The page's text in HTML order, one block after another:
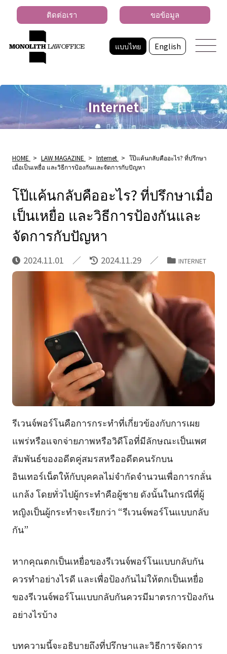
แบบไทย English
ติดต่อเรา ขอข้อมูล
Internet
HOME > LAW MAGAZINE > Internet > โป๊แค้นกลับคืออะไร? ที่ปรึกษา
เมื่อเป็นเหยื่อ และวิธีการป้องกันและจัดการกับปัญหา
โป๊แค้นกลับคืออะไร? ที่ปรึกษาเมื่อ
เป็นเหยื่อ และวิธีการป้องกันและ
จัดการกับปัญหา
2024.11.01 2024.11.29 INTERNET
รีเวนจ์พอร์โนคือการกระทำที่เกี่ยวข้องกับการเผย
แพร่หรือแจกจ่ายภาพหรือวิดีโอที่มีลักษณะเป็นเพศ
สัมพันธ์ของอดีตคู่สมรสหรืออดีตคนรักบน
อินเทอร์เน็ตให้กับบุคคลไม่จำกัดจำนวนเพื่อการกลั่น
แกล้ง โดยทั่วไปผู้กระทำคือผู้ชาย ดังนั้นในกรณีที่ผู้
หญิงเป็นผู้กระทำจะเรียกว่า “รีเวนจ์พอร์โนแบบกลับ
กัน”
หากคุณตกเป็นเหยื่อของรีเวนจ์พอร์โนแบบกลับกัน
ควรทำอย่างไรดี และเพื่อป้องกันไม่ให้ตกเป็นเหยื่อ
ของรีเวนจ์พอร์โนแบบกลับกันควรมีมาตรการป้องกัน
อย่างไรบ้าง
บทความนี้จะอธิบายถึงที่ปรึกษาและวิธีการจัดการ